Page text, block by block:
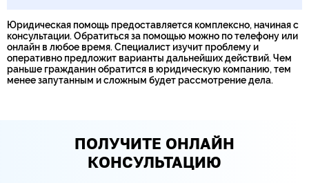
Юридическая помощь предоставляется комплексно, начиная с
консультации. Обратиться за помощью можно по телефону или
онлайн в любое время. Специалист изучит проблему и
оперативно предложит варианты дальнейших действий. Чем
раньше гражданин обратится в юридическую компанию, тем
менее запутанным и сложным будет рассмотрение дела.
ПОЛУЧИТЕ ОНЛАЙН
КОНСУЛЬТАЦИЮ